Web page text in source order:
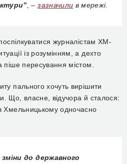
, –зазначили в мережі.
журналістам ХМ-
із розумінням, а дехто
піше пересування містом.
пального хочуть вирішити
Що, власне, відучора й сталося:
Хмельницькому одночасно
до державного